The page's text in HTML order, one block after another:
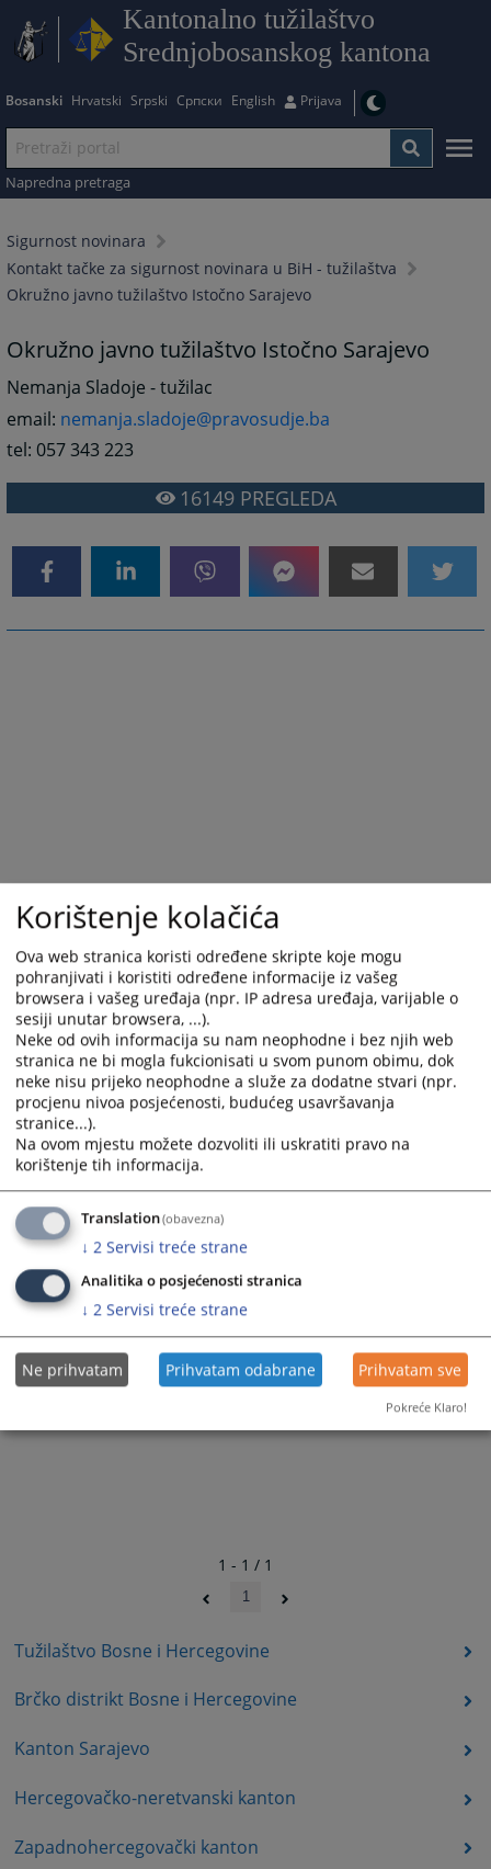
Kantonalno tužilaštvo
Srednjobosanskog kantona
Bosanski Hrvatski Srpski Српски English Prijava
Napredna pretraga
Sigurnost novinara
Kontakt tačke za sigurnost novinara u BiH - tužilaštva
Okružno javno tužilaštvo Istočno Sarajevo
Tužilaštvo Bosne i Hercegovine
Brčko distrikt Bosne i Hercegovine
Kanton Sarajevo
Hercegovačko-neretvanski kanton
Zapadnohercegovački kanton
Okružno javno tužilaštvo Istočno Sarajevo
Nemanja Sladoje - tužilac
email: nemanja.sladoje@pravosudje.ba
tel: 057 343 223
16149PREGLEDA
1 - 1 / 1
1
Korištenje kolačića
Ova web stranica koristi određene skripte koje mogu
pohranjivati i koristiti određene informacije iz vašeg
browsera i vašeg uređaja (npr. IP adresa uređaja, varijable o
sesiji unutar browsera, ...).
Neke od ovih informacija su nam neophodne i bez njih web
stranica ne bi mogla fukcionisati u svom punom obimu, dok
neke nisu prijeko neophodne a služe za dodatne stvari (npr.
procjenu nivoa posjećenosti, budućeg usavršavanja
stranice...).
Na ovom mjestu možete dozvoliti ili uskratiti pravo na
korištenje tih informacija.
Translation(obavezna)
↓ 2 Servisi treće strane
Analitika o posjećenosti stranica
↓ 2 Servisi treće strane
Ne prihvatam Prihvatam odabrane Prihvatam sve
Pokreće Klaro!